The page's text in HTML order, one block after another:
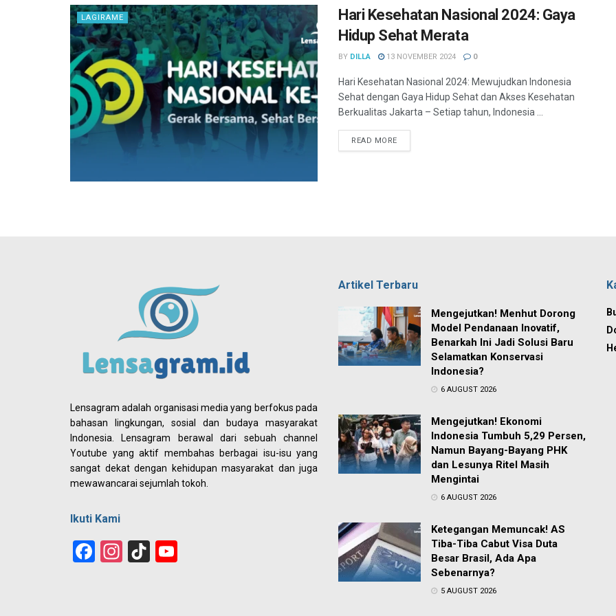
LAGIRAME
Hari Kesehatan Nasional 2024: Gaya
Hidup Sehat Merata
BY DILLA 13 NOVEMBER 2024 0
Hari Kesehatan Nasional 2024: Mewujudkan Indonesia
Sehat dengan Gaya Hidup Sehat dan Akses Kesehatan
Berkualitas Jakarta – Setiap tahun, Indonesia ...
READ MORE
Lensagram adalah organisasi media yang berfokus pada
bahasan lingkungan, sosial dan budaya masyarakat
Indonesia. Lensagram berawal dari sebuah channel
Youtube yang aktif membahas berbagai isu-isu yang
sangat dekat dengan kehidupan masyarakat dan juga
mewawancarai sejumlah tokoh.
Ikuti Kami
Facebook
Instagram
TikTok
Artikel Terbaru
Mengejutkan! Menhut Dorong
Model Pendanaan Inovatif,
Benarkah Ini Jadi Solusi Baru
Selamatkan Konservasi
Indonesia?
6 AUGUST 2026
Mengejutkan! Ekonomi
Indonesia Tumbuh 5,29 Persen,
Namun Bayang-Bayang PHK
dan Lesunya Ritel Masih
Mengintai
6 AUGUST 2026
Ketegangan Memuncak! AS
Tiba-Tiba Cabut Visa Duta
Besar Brasil, Ada Apa
Sebenarnya?
5 AUGUST 2026